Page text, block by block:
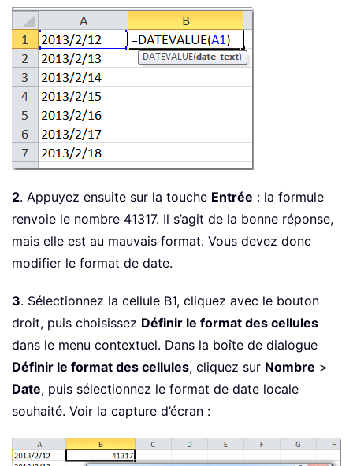
2. Appuyez ensuite sur la touche Entrée : la formule
renvoie le nombre 41317. Il s’agit de la bonne réponse,
mais elle est au mauvais format. Vous devez donc
modifier le format de date.
3. Sélectionnez la cellule B1, cliquez avec le bouton
droit, puis choisissez Définir le format des cellules
dans le menu contextuel. Dans la boîte de dialogue
Définir le format des cellules, cliquez sur Nombre >
Date, puis sélectionnez le format de date locale
souhaité. Voir la capture d’écran :